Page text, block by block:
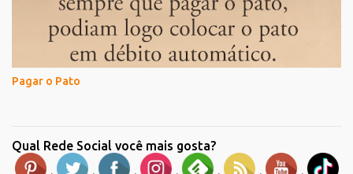
Pagar o Pato
Qual Rede Social você mais gosta?